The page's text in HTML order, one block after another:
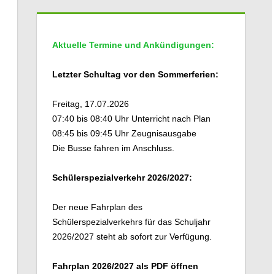
Aktuelle Termine und Ankündigungen:
Letzter Schultag vor den Sommerferien:
Freitag, 17.07.2026
07:40 bis 08:40 Uhr Unterricht nach Plan
08:45 bis 09:45 Uhr Zeugnisausgabe
Die Busse fahren im Anschluss.
Schülerspezialverkehr 2026/2027:
Der neue Fahrplan des
Schülerspezialverkehrs für das Schuljahr
2026/2027 steht ab sofort zur Verfügung.
Fahrplan 2026/2027 als PDF öffnen